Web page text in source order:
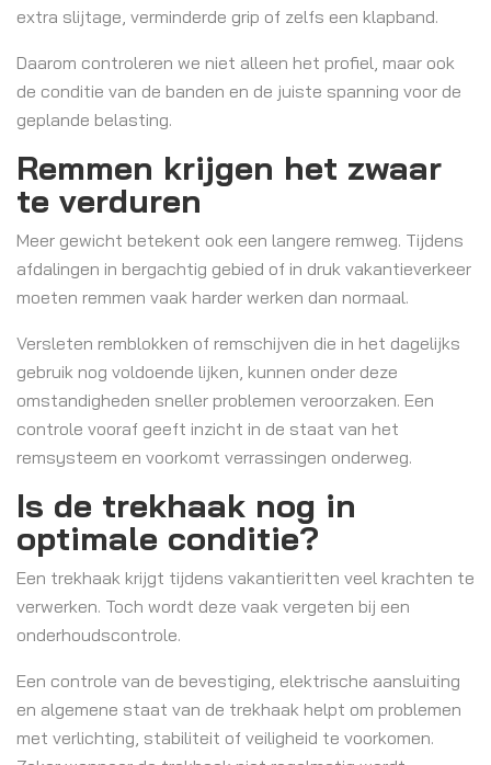
extra slijtage, verminderde grip of zelfs een klapband.
Daarom controleren we niet alleen het profiel, maar ook
de conditie van de banden en de juiste spanning voor de
geplande belasting.
Remmen krijgen het zwaar
te verduren
Meer gewicht betekent ook een langere remweg. Tijdens
afdalingen in bergachtig gebied of in druk vakantieverkeer
moeten remmen vaak harder werken dan normaal.
Versleten remblokken of remschijven die in het dagelijks
gebruik nog voldoende lijken, kunnen onder deze
omstandigheden sneller problemen veroorzaken. Een
controle vooraf geeft inzicht in de staat van het
remsysteem en voorkomt verrassingen onderweg.
Is de trekhaak nog in
optimale conditie?
Een trekhaak krijgt tijdens vakantieritten veel krachten te
verwerken. Toch wordt deze vaak vergeten bij een
onderhoudscontrole.
Een controle van de bevestiging, elektrische aansluiting
en algemene staat van de trekhaak helpt om problemen
met verlichting, stabiliteit of veiligheid te voorkomen.